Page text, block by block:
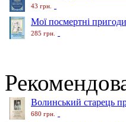
43 грн.
Мої посмертні пригоди
285 грн.
Волинський старець
680 грн.